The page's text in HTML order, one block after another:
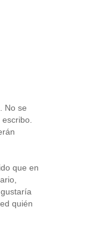
No se
que en
quién